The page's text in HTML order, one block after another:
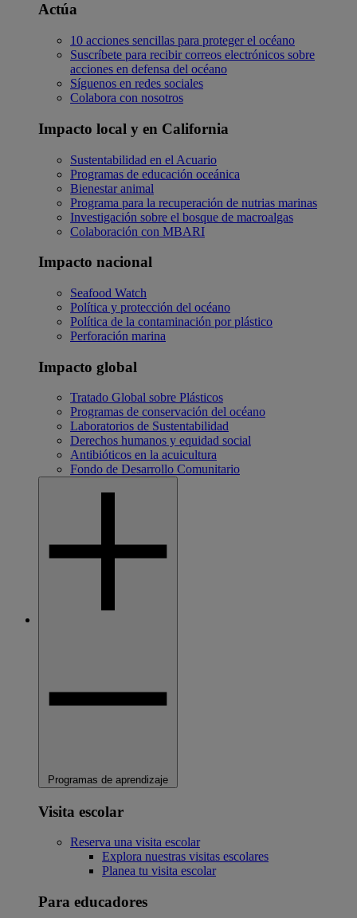
Actúa
10 acciones sencillas para proteger el océano
Suscríbete para recibir correos electrónicos sobre
acciones en defensa del océano
Síguenos en redes sociales
Colabora con nosotros
Impacto local y en California
Sustentabilidad en el Acuario
Programas de educación oceánica
Bienestar animal
Programa para la recuperación de nutrias marinas
Investigación sobre el bosque de macroalgas
Colaboración con MBARI
Impacto nacional
Seafood Watch
Política y protección del océano
Política de la contaminación por plástico
Perforación marina
Impacto global
Tratado Global sobre Plásticos
Programas de conservación del océano
Laboratorios de Sustentabilidad
Derechos humanos y equidad social
Antibióticos en la acuicultura
Fondo de Desarrollo Comunitario
Programas de aprendizaje
Visita escolar
Reserva una visita escolar
Explora nuestras visitas escolares
Planea tu visita escolar
Para educadores